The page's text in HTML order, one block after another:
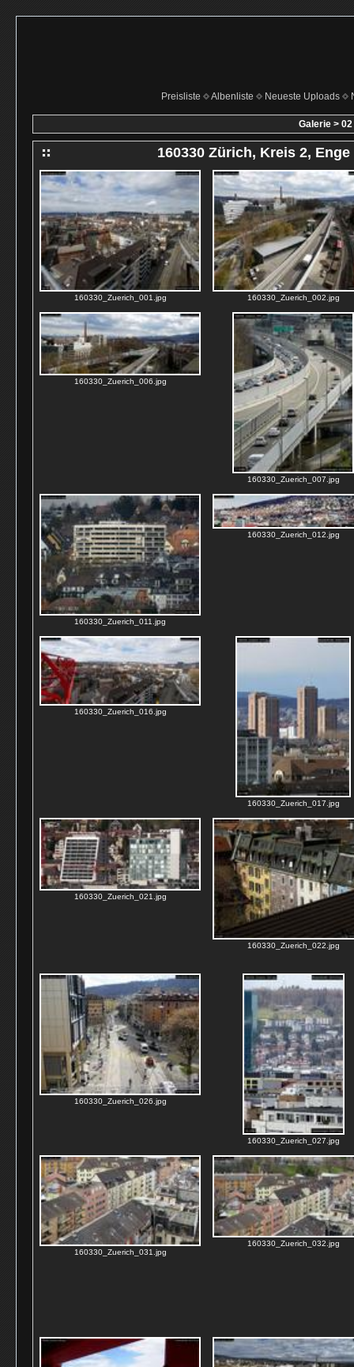
Preisliste Albenliste Neueste Uploads
Galerie> 02
160330 Zürich, Kreis 2, Enge
160330_Zuerich_001.jpg 160330_Zuerich_002.jpg
160330_Zuerich_006.jpg
160330_Zuerich_007.jpg
160330_Zuerich_011.jpg
160330_Zuerich_012.jpg
160330_Zuerich_016.jpg
160330_Zuerich_017.jpg
160330_Zuerich_021.jpg
160330_Zuerich_022.jpg
160330_Zuerich_026.jpg
160330_Zuerich_027.jpg
160330_Zuerich_031.jpg
160330_Zuerich_032.jpg